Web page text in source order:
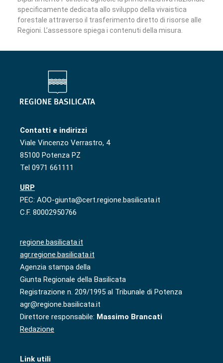
specificamente dedicata allo sviluppo della vivaistica
forestale attraverso il trasferimento diretto di risorse alle
Regioni. L’assessore spiega i contenuti della misura.
Contatti e indirizzi
Viale Vincenzo Verrastro, 4
85100 Potenza PZ
Tel 0971 661111
URP
PEC: AOO-giunta@cert.regione.basilicata.it
C.F. 80002950766
regione.basilicata.it
agr.regione.basilicata.it
Agenzia stampa della
Giunta Regionale della Basilicata
Registrazione n. 209/1995 al Tribunale di Potenza
agr@regione.basilicata.it
Direttore responsabile: Massimo Brancati
Redazione
Link utili